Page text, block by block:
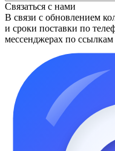
Связаться с нами
В связи с обновлением
и сроки поставки по
мессенджерах по